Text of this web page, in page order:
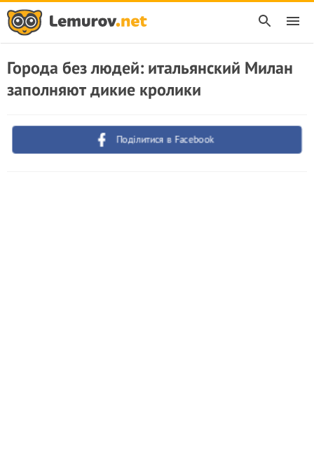
Города без людей: итальянский Милан
заполняют дикие кролики
Поділитися в Facebook